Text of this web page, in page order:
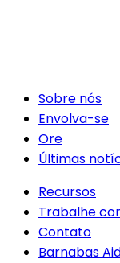
Sobre nós
Envolva-se
Ore
Últimas
Recursos
Trabalhe
Contato
Barnabas